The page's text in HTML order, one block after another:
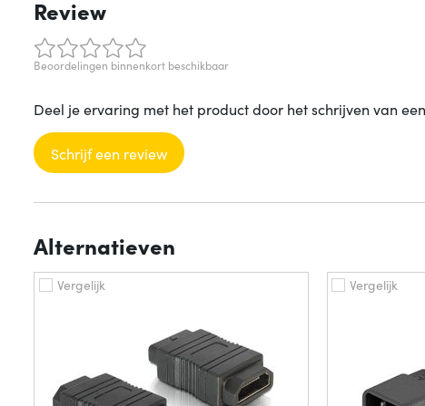
Review
Beoordelingen binnenkort beschikbaar
Deel je ervaring met het product door het schrijven van
Schrijf een review
Alternatieven
Vergelijk Vergelijk